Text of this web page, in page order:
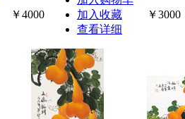
￥4000
加入收藏
查看详细
￥3000